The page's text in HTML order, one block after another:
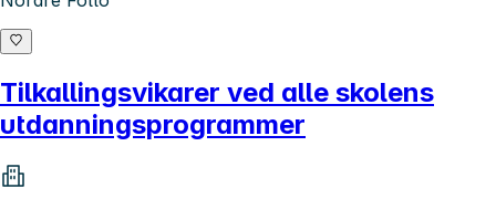
Tilkallingsvikarer ved alle skolens
utdanningsprogrammer